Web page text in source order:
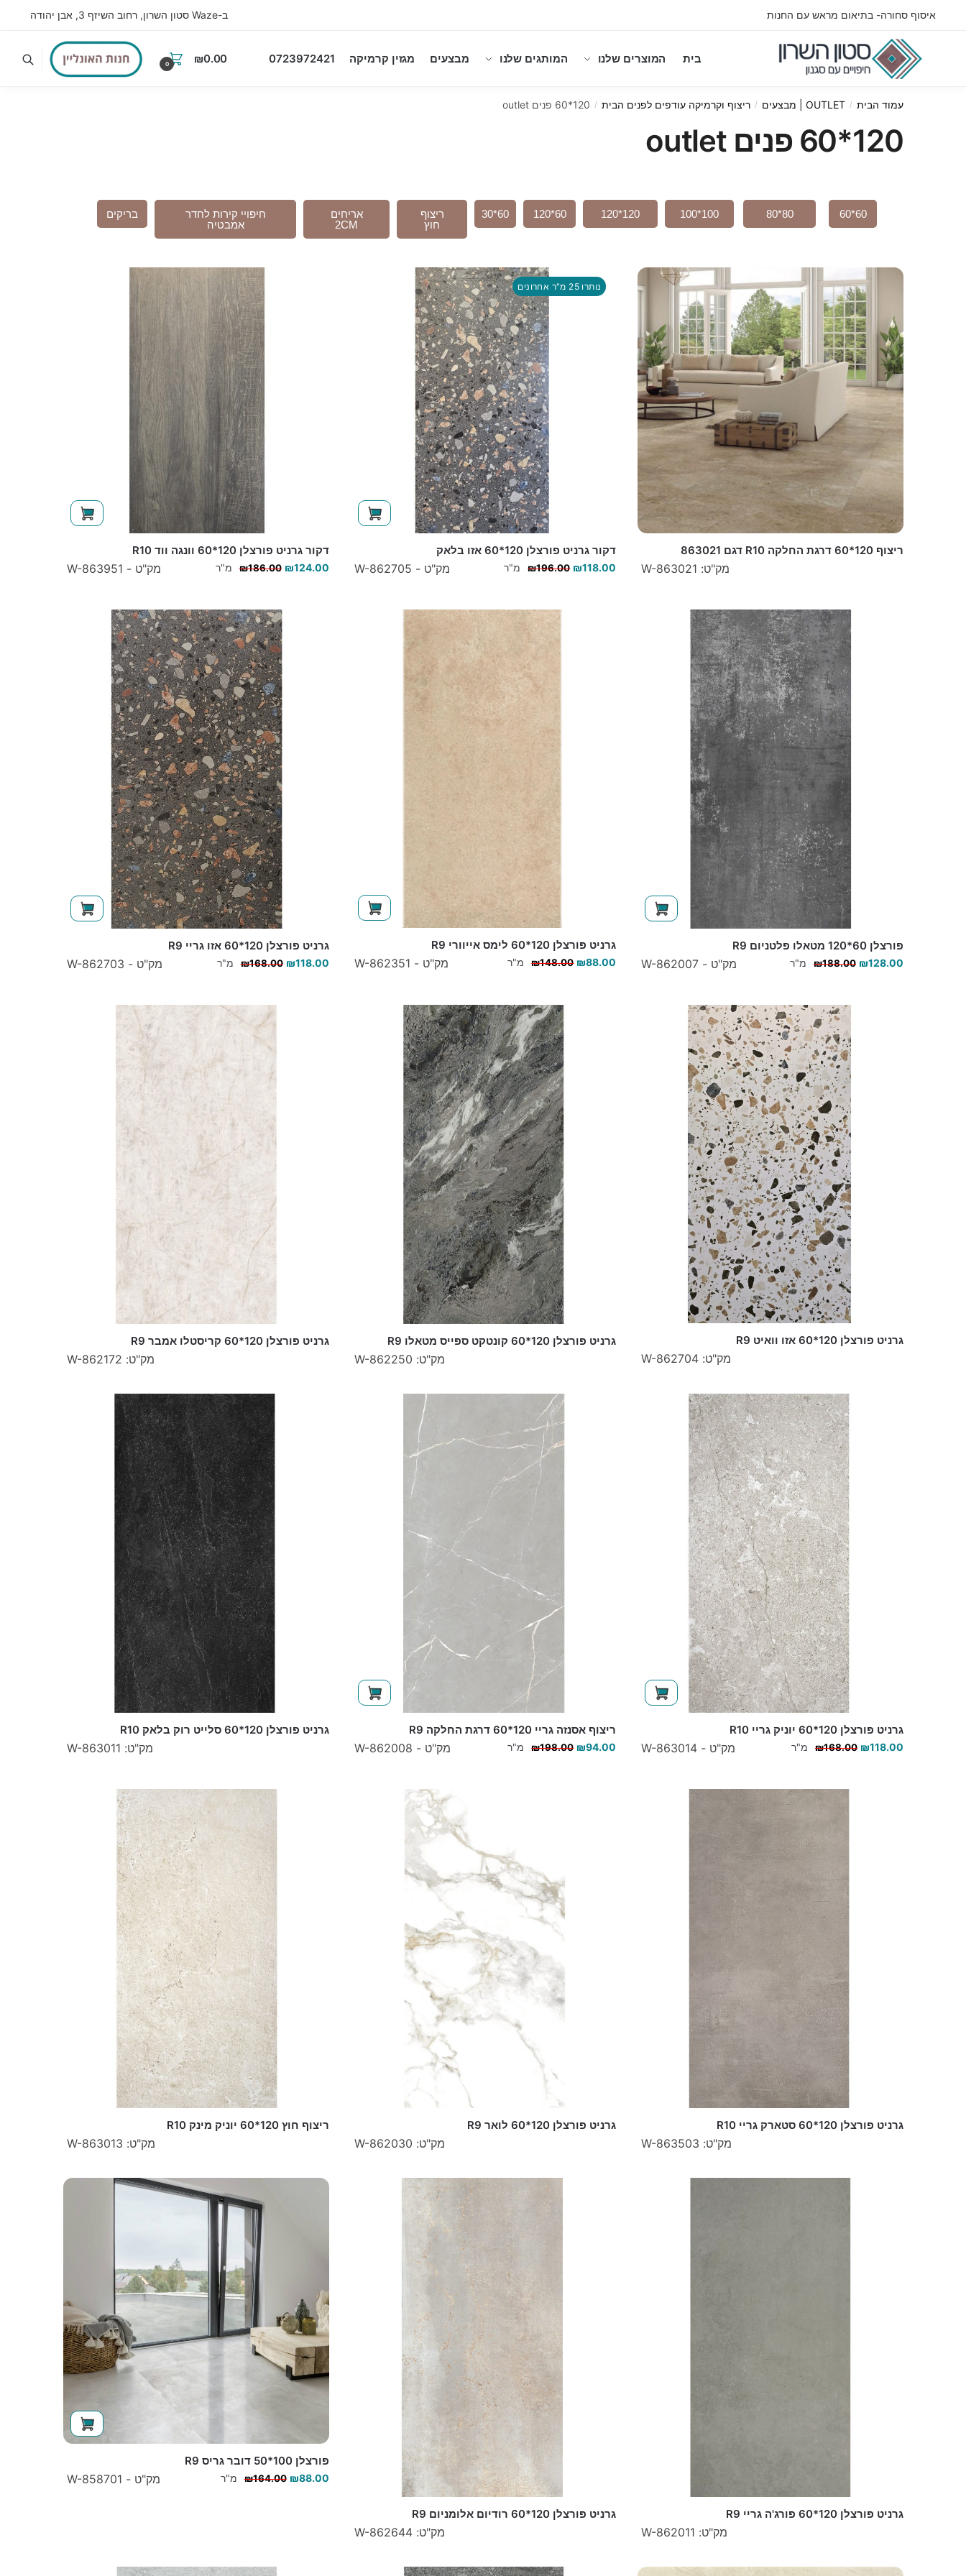
איסוף סחורה- בתיאום מראש עם החנות ב-Waze סטון השרון, רחוב השיזף 3, אבן יהודה
בית המוצרים שלנו המותגים שלנו מבצעים מגזין קרמיקה 0723972421
₪0.00
0
עמוד הבית / OUTLET | מבצעים / ריצוף וקרמיקה עודפים לפנים הבית / 120*60 פנים outlet
120*60 פנים outlet
60*60
80*80
100*100
120*120
60*120
60*30
ריצוף
חוץ
אריחים
2CM
חיפויי קירות לחדר
אמבטיה
בריקים
ריצוף 120*60 דרגת החלקה R10 דגם 863021
מק"ט: W-863021
נותרו 25 מ"ר אחרונים
דקור גרניט פורצלן 120*60 אזו בלאק
מק"ט - W-862705 ₪196.00 ₪118.00 מ"ר
דקור גרניט פורצלן 120*60 וונגה ווד R10
מק"ט - W-863951 ₪186.00 ₪124.00 מ"ר
פורצלן 60*120 מטאלו פלטניום R9
מק"ט - W-862007 ₪188.00 ₪128.00 מ"ר
גרניט פורצלן 120*60 לימס אייוורי R9
מק"ט - W-862351 ₪148.00 ₪88.00 מ"ר
גרניט פורצלן 120*60 אזו גריי R9
מק"ט - W-862703 ₪168.00 ₪118.00 מ"ר
גרניט פורצלן 120*60 אזו וואיט R9
מק"ט: W-862704
גרניט פורצלן 120*60 קונטקט ספייס מטאלו R9
מק"ט: W-862250
גרניט פורצלן 120*60 קריסטלו אמבר R9
מק"ט: W-862172
גרניט פורצלן 120*60 יוניק גריי R10
מק"ט - W-863014 ₪168.00 ₪118.00 מ"ר
ריצוף אסנזה גריי 120*60 דרגת החלקה R9
מק"ט - W-862008 ₪198.00 ₪94.00 מ"ר
גרניט פורצלן 120*60 סלייט רוק בלאק R10
מק"ט: W-863011
גרניט פורצלן 120*60 סטארק גריי R10
מק"ט: W-863503
גרניט פורצלן 120*60 לואר R9
מק"ט: W-862030
ריצוף חוץ 120*60 יוניק מינק R10
מק"ט: W-863013
גרניט פורצלן 120*60 פורג'ה גריי R9
מק"ט: W-862011
גרניט פורצלן 120*60 רודיום אלומניום R9
מק"ט: W-862644
פורצלן 100*50 דובר גריס R9
מק"ט - W-858701 ₪164.00 ₪88.00 מ"ר